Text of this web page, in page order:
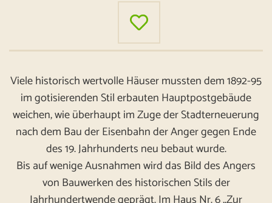
Viele historisch wertvolle Häuser mussten dem 1892-95
im gotisierenden Stil erbauten Hauptpostgebäude
weichen, wie überhaupt im Zuge der Stadterneuerung
nach dem Bau der Eisenbahn der Anger gegen Ende
des 19. Jahrhunderts neu bebaut wurde.
Bis auf wenige Ausnahmen wird das Bild des Angers
von Bauwerken des historischen Stils der